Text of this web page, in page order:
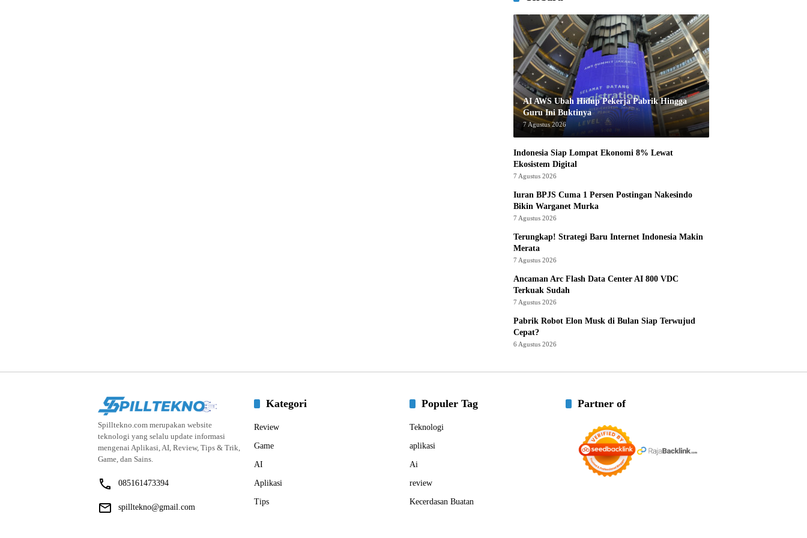
AI AWS Ubah Hidup Pekerja Pabrik Hingga
Guru Ini Buktinya
7 Agustus 2026
Indonesia Siap Lompat Ekonomi 8% Lewat
Ekosistem Digital
7 Agustus 2026
Iuran BPJS Cuma 1 Persen Postingan Nakesindo
Bikin Warganet Murka
7 Agustus 2026
Terungkap! Strategi Baru Internet Indonesia Makin
Merata
7 Agustus 2026
Ancaman Arc Flash Data Center AI 800 VDC
Terkuak Sudah
7 Agustus 2026
Pabrik Robot Elon Musk di Bulan Siap Terwujud
Cepat?
6 Agustus 2026
Spilltekno.com merupakan website
teknologi yang selalu update informasi
mengenai Aplikasi, AI, Review, Tips & Trik,
Game, dan Sains.
085161473394
spilltekno@gmail.com
Kategori
Review
Game
AI
Aplikasi
Tips
Populer Tag
Teknologi
aplikasi
Ai
review
Kecerdasan Buatan
Partner of